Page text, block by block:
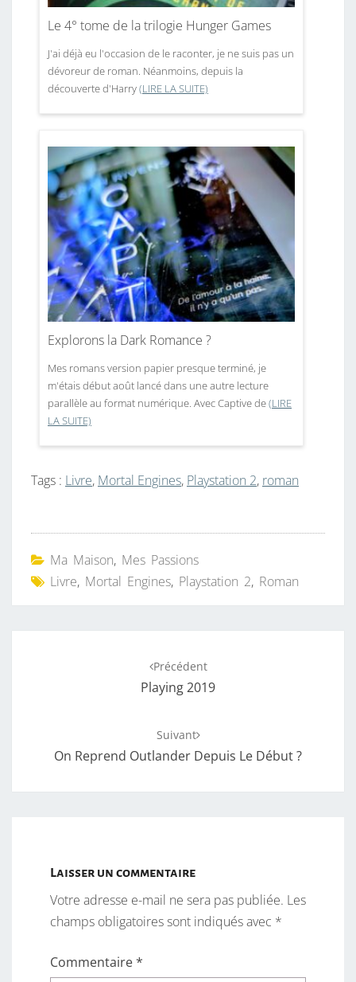
Le 4° tome de la trilogie Hunger Games
J'ai déjà eu l'occasion de le raconter, je ne suis pas un
dévoreur de roman. Néanmoins, depuis la
découverte d'Harry(LIRE LA SUITE)
Explorons la Dark Romance ?
Mes romans version papier presque terminé, je
m'étais début août lancé dans une autre lecture
parallèle au format numérique. Avec Captive de(LIRE
LA SUITE)
Tags : Livre, Mortal Engines, Playstation 2, roman
Ma Maison, Mes Passions
Livre, Mortal Engines, Playstation 2, Roman
Précédent
Playing 2019
Suivant
On Reprend Outlander Depuis Le Début ?
Laisser un commentaire
Votre adresse e-mail ne sera pas publiée. Les
champs obligatoires sont indiqués avec *
Commentaire*